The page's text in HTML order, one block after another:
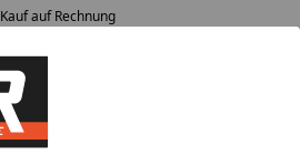
Kauf auf Rechnung